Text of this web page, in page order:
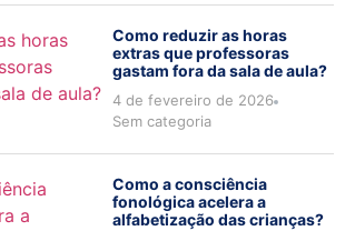
Como reduzir as horas
extras que professoras
gastam fora da sala de aula?
4 de fevereiro de 2026
Sem categoria
Como a consciência
fonológica acelera a
alfabetização das crianças?